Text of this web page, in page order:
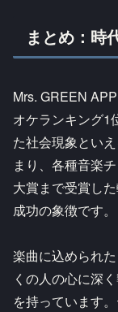
まとめ：時
Mrs. GREEN
オケランキング1
た社会現象とい
まり、各種音楽
大賞まで受賞し
成功の象徴です。
楽曲に込められ
くの人の心に深
を持っています